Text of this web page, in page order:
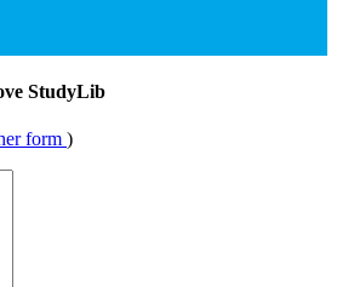
StudyLib
form )